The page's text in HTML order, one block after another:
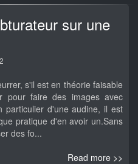
sur une
s'il est en théorie faisable
pour faire des images avec
particulier d'une audine, il est
pratique d'en avoir un.Sans
des fo...
Read more >>